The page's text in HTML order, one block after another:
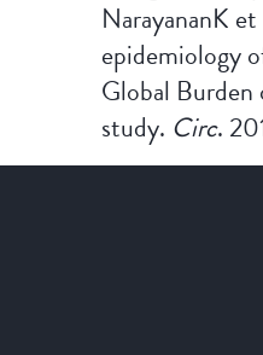
NarayananK
epidemiology
Global Burden
study. Circ.